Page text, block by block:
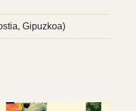
Gipuzkoa)